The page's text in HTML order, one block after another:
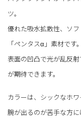
ツ。
優れた吸水拡散性、ソ
「ペンタスα」素材です。
表面の凹凸で光が乱反
が期待できます。
カラーは、シックなホ
腕が出るのが苦手な方に